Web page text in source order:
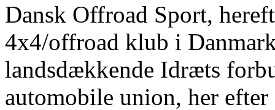
Dansk Offroad Sport,
4x4/offroad klub i
landsdækkende Idræts
automobile union, her